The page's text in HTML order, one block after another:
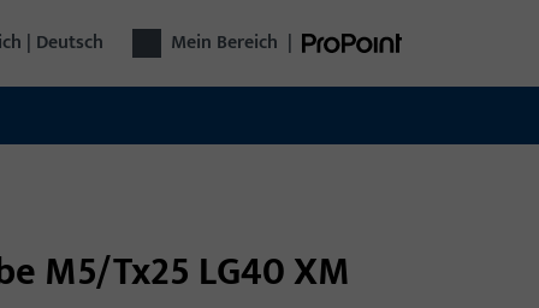
| Deutsch Mein Bereich |
M5/Tx25 LG40 XM